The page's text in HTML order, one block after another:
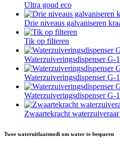
Ultra goud eco
Drie niveaus galvaniseren
Tik op filteren
Waterzuiveringsdispenser G-
Waterzuiveringsdispenser G-
Waterzuiveringsdispenser G-
Zwaartekracht
Twee wateruitlaatmodi om water te besparen